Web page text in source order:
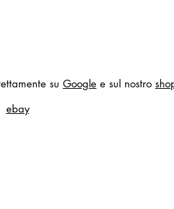
su Google e sul nostro
ebay